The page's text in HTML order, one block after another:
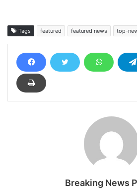
Tags featured featured news top-
Breaking News